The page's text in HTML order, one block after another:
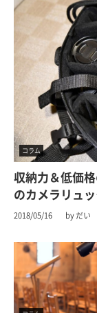
コラム
収納力＆低価
のカメラリュ
2018/05/16 by だい